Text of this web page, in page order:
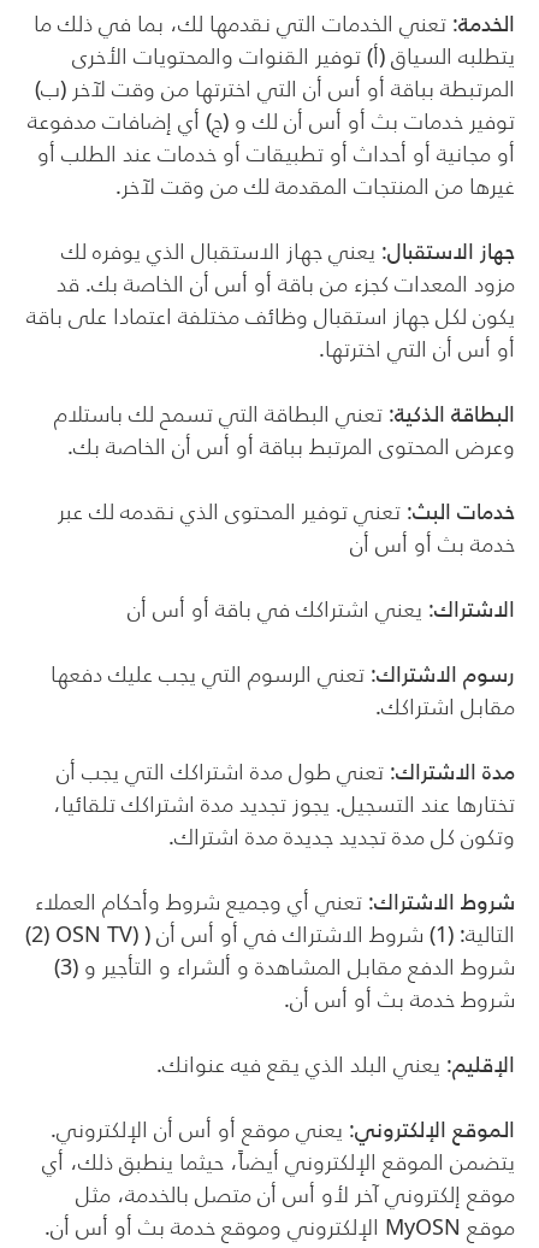
الخدمة: تعني الخدمات التي نقدمها لك، بما في ذلك ما
يتطلبه السياق (أ) توفير القنوات والمحتويات الأخرى
المرتبطة بباقة أو أس أن التي اخترتها من وقت لآخر (ب)
توفير خدمات بث أو أس أن لك و (ج) أي إضافات مدفوعة
أو مجانية أو أحداث أو تطبيقات أو خدمات عند الطلب أو
غيرها من المنتجات المقدمة لك من وقت لآخر.
جهاز الاستقبال: يعني جهاز الاستقبال الذي يوفره لك
مزود المعدات كجزء من باقة أو أس أن الخاصة بك. قد
يكون لكل جهاز استقبال وظائف مختلفة اعتمادا على باقة
أو أس أن التي اخترتها.
البطاقة الذكية: تعني البطاقة التي تسمح لك باستلام
وعرض المحتوى المرتبط بباقة أو أس أن الخاصة بك.
خدمات البث: تعني توفير المحتوى الذي نقدمه لك عبر
خدمة بث أو أس أن
الاشتراك: يعني اشتراكك في باقة أو أس أن
رسوم الاشتراك: تعني الرسوم التي يجب عليك دفعها
مقابل اشتراكك.
مدة الاشتراك: تعني طول مدة اشتراكك التي يجب أن
تختارها عند التسجيل. يجوز تجديد مدة اشتراكك تلقائيا،
وتكون كل مدة تجديد جديدة مدة اشتراك.
شروط الاشتراك: تعني أي وجميع شروط وأحكام العملاء
التالية: (1) شروط الاشتراك في أو أس أن ( (
OSN TV
(2)
شروط الدفع مقابل المشاهدة و ألشراء و التأجير و (3)
شروط خدمة بث أو أس أن.
الإقليم: يعني البلد الذي يقع فيه عنوانك.
الموقع الإلكتروني: يعني موقع أو أس أن الإلكتروني.
يتضمن الموقع الإلكتروني أيضاً، حيثما ينطبق ذلك، أي
موقع إلكتروني آخر لأو أس أن متصل بالخدمة، مثل
موقع MyOSN الإلكتروني وموقع خدمة بث أو أس أن.